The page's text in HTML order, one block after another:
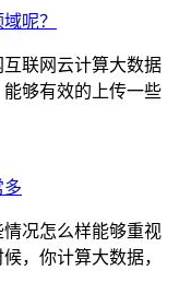
呢？
联网云计算大数据
够有效的上传一些
多
况怎么样能够重视
，你计算大数据，